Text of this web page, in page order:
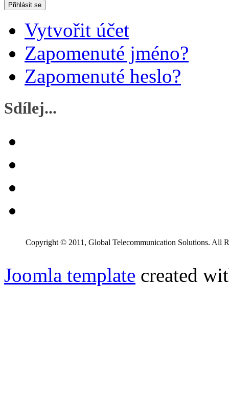
Přihlásit se
Vytvořit účet
Zapomenuté jméno?
Zapomenuté heslo?
Sdílej...
Copyright © 2011, Global Telecommunication Solutions. All
Joomla template created